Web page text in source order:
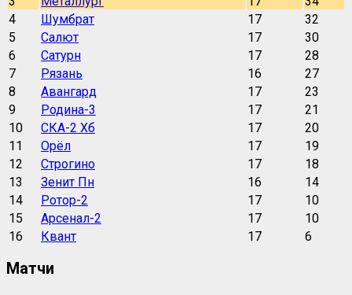
4
Шумбрат 17
32
5
Салют 17
30
6
Сатурн 17
28
7
Рязань 16
27
8
Авангард 17
23
9
Родина-3 17
21
10
СКА-2 Хб 17
20
11
Орёл 17
19
12
Строгино 17
18
13
Зенит Пн 16
14
14
Ротор-2 17
10
15
Арсенал-2 17
10
16
Квант 17 6
Матчи